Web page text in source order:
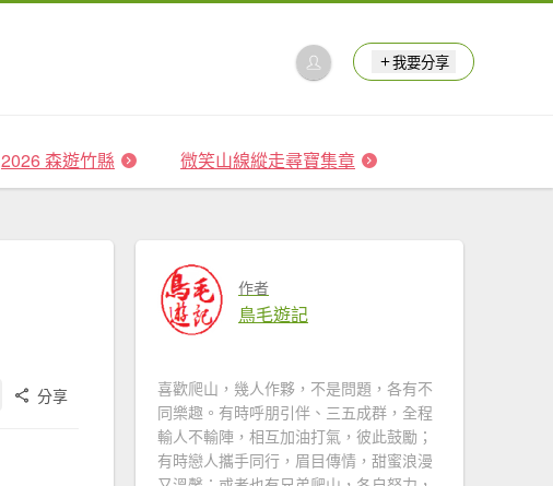
我要分享
2026 森遊竹縣 微笑山線縱走尋寶集章
分享
作者
鳥毛遊記
喜歡爬山，幾人作夥，不是問題，各有不
同樂趣。有時呼朋引伴、三五成群，全程
輸人不輸陣，相互加油打氣，彼此鼓勵；
有時戀人攜手同行，眉目傳情，甜蜜浪漫